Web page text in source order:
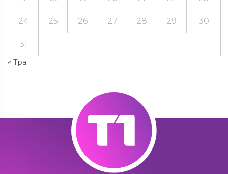
« Тра
24 25 26 27 28 29 30
31